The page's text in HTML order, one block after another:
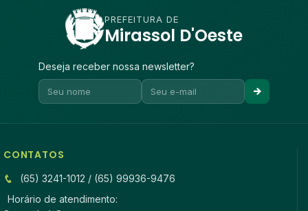
PREFEITURA DE
Mirassol D'Oeste
Deseja receber nossa newsletter?
CONTATOS
(65) 3241-1012 / (65) 99936-9476
Horário de atendimento: